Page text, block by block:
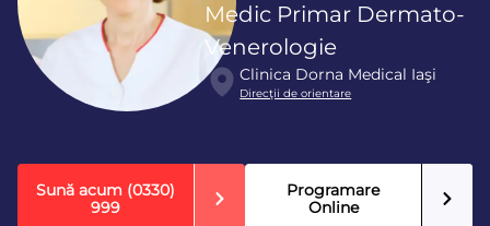
Medic Primar Dermato-
Venerologie
Clinica Dorna Medical Iaşi
Direcţii de orientare
Sună acum (0330)
999
Programare
Online